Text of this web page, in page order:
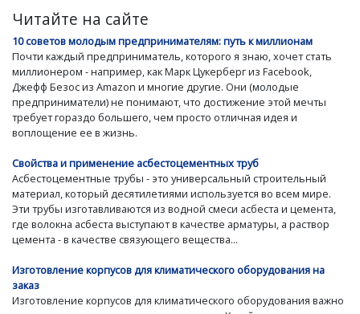
Читайте на сайте
10 советов молодым предпринимателям: путь к миллионам
Почти каждый предприниматель, которого я знаю, хочет стать
миллионером - например, как Марк Цукерберг из Facebook,
Джефф Безос из Amazon и многие другие. Они (молодые
предприниматели) не понимают, что достижение этой мечты
требует гораздо большего, чем просто отличная идея и
воплощение ее в жизнь.
Свойства и применение асбестоцементных труб
Асбестоцементные трубы - это универсальный строительный
материал, который десятилетиями используется во всем мире.
Эти трубы изготавливаются из водной смеси асбеста и цемента,
где волокна асбеста выступают в качестве арматуры, а раствор
цемента - в качестве связующего вещества...
Изготовление корпусов для климатического оборудования на
заказ
Изготовление корпусов для климатического оборудования важно